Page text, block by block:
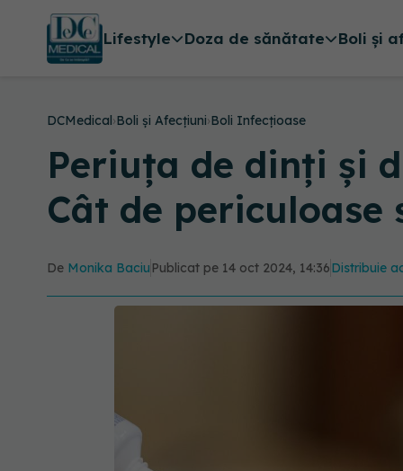
Lifestyle Doza de sănătate Boli și
DCMedical›Boli și Afecțiuni›Boli Infecțioase
Periuța de dinți și
Cât de periculoase
De Monika Baciu Publicat pe 14 oct 2024, 14:36Distribuie